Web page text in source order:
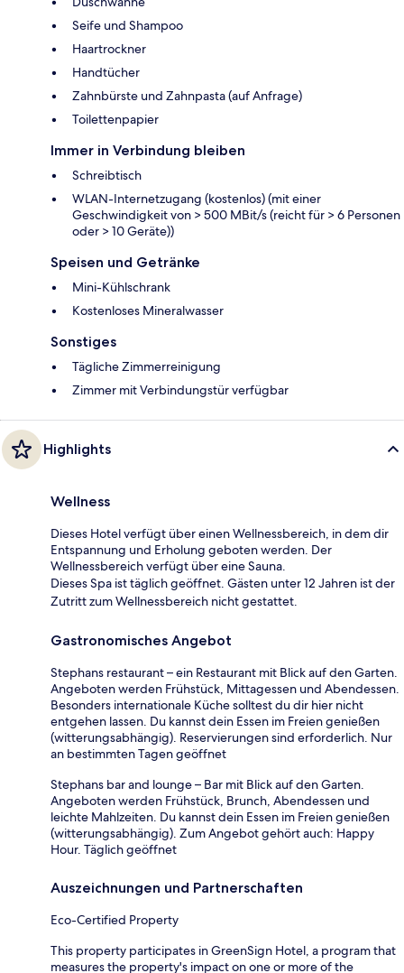
Seife und Shampoo
Haartrockner
Handtücher
Zahnbürste und Zahnpasta (auf Anfrage)
Toilettenpapier
Immer in Verbindung bleiben
Schreibtisch
WLAN-Internetzugang (kostenlos) (mit einer
Geschwindigkeit von > 500 MBit/s (reicht für > 6 Personen
oder > 10 Geräte))
Speisen und Getränke
Mini-Kühlschrank
Kostenloses Mineralwasser
Sonstiges
Tägliche Zimmerreinigung
Zimmer mit Verbindungstür verfügbar
Highlights
Wellness
Dieses Hotel verfügt über einen Wellnessbereich, in dem dir
Entspannung und Erholung geboten werden. Der
Wellnessbereich verfügt über eine Sauna.
Dieses Spa ist täglich geöffnet. Gästen unter 12 Jahren ist der
Zutritt zum Wellnessbereich nicht gestattet.
Gastronomisches Angebot
Stephans restaurant – ein Restaurant mit Blick auf den Garten.
Angeboten werden Frühstück, Mittagessen und Abendessen.
Besonders internationale Küche solltest du dir hier nicht
entgehen lassen. Du kannst dein Essen im Freien genießen
(witterungsabhängig). Reservierungen sind erforderlich. Nur
an bestimmten Tagen geöffnet
Stephans bar and lounge – Bar mit Blick auf den Garten.
Angeboten werden Frühstück, Brunch, Abendessen und
leichte Mahlzeiten. Du kannst dein Essen im Freien genießen
(witterungsabhängig). Zum Angebot gehört auch: Happy
Hour. Täglich geöffnet
Auszeichnungen und Partnerschaften
Eco-Certified Property
This property participates in GreenSign Hotel, a program that
measures the property's impact on one or more of the